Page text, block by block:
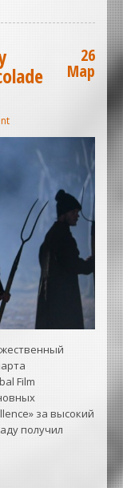
26
Мар
Film
за высокий
получил